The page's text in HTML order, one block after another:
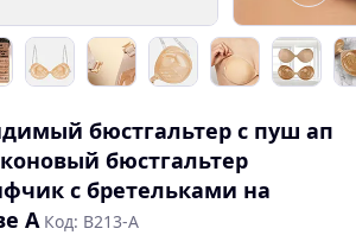
бюстгальтер с пуш ап
бюстгальтер
с бретельками на
A Код: B213-A